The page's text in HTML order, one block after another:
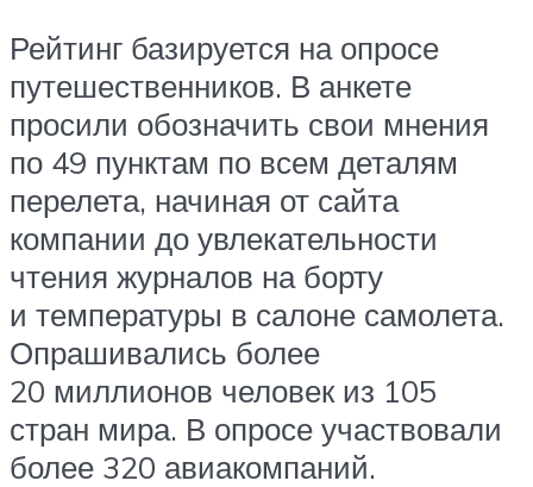
Рейтинг базируется на опросе
путешественников. В анкете
просили обозначить свои мнения
по 49 пунктам по всем деталям
перелета, начиная от сайта
компании до увлекательности
чтения журналов на борту
и температуры в салоне самолета.
Опрашивались более
20 миллионов человек из 105
стран мира. В опросе участвовали
более 320 авиакомпаний.